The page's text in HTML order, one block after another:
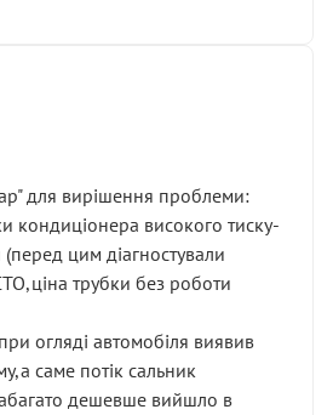
для вирішення проблеми:
кондиціонера високого тиску-
цим діагностували
трубки без роботи
огляді автомобіля виявив
саме потік сальник
дешевше вийшло в